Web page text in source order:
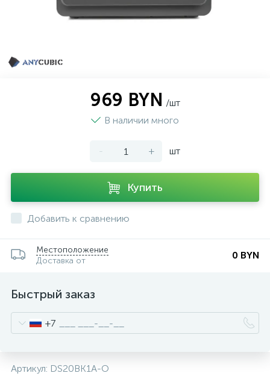
969 BYN /шт
В наличии много
- + шт
Купить
Добавить к сравнению
Местоположение
Доставка от
0 BYN
Быстрый заказ
+7
Артикул: DS20BK1A-O